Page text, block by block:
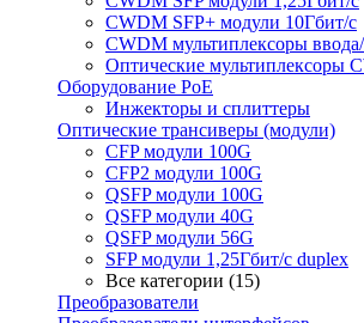
CWDM SFP+ модули 10Гбит/с
CWDM мультиплексоры
Оптические мультиплексоры
Оборудование PoE
Инжекторы и сплиттеры
Оптические трансиверы (модули)
CFP модули 100G
CFP2 модули 100G
QSFP модули 100G
QSFP модули 40G
QSFP модули 56G
SFP модули 1,25Гбит/с duplex
Все категории (15)
Преобразователи